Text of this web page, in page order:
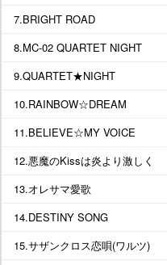
7.BRIGHT ROAD
8.MC-02 QUARTET NIGHT
9.QUARTET★NIGHT
10.RAINBOW☆DREAM
11.BELIEVE☆MY VOICE
12.悪魔のKissは炎より激しく
13.オレサマ愛歌
14.DESTINY SONG
15.サザンクロス恋唄(ワルツ)